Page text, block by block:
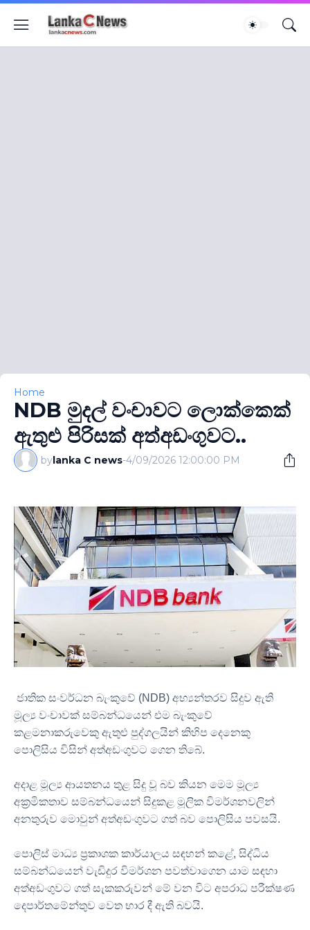
Home
NDB මුදල් වංචාවට ලොක්කෙක්
ඇතුළු පිරිසක් අත්අඩංගුවට..
bylanka C news-4/09/2026 12:00:00 PM
ජාතික සංවර්ධන බැංකුවේ (NDB) අභ්‍යන්තරව සිදුව ඇති
මූල්‍ය වංචාවක් සම්බන්ධයෙන් එම බැංකුවේ
කළමනාකරුවෙකු ඇතුළු පුද්ගලයින් කිහිප දෙනෙකු
පොලිසිය විසින් අත්අඩංගුවට ගෙන තිබේ.
අදාළ මූල්‍ය ආයතනය තුළ සිදු වූ බව කියන මෙම මූල්‍ය
අක්‍රමිකතාව සම්බන්ධයෙන් සිදුකළ මූලික විමර්ශනවලින්
අනතුරුව මොවුන් අත්අඩංගුවට ගත් බව පොලිසිය පවසයි.
පොලිස් මාධ්‍ය ප්‍රකාශක කාර්යාලය සඳහන් කළේ, සිද්ධිය
සම්බන්ධයෙන් වැඩිදුර විමර්ශන පවත්වාගෙන යාම සඳහා
අත්අඩංගුවට ගත් සැකකරුවන් මේ වන විට අපරාධ පරීක්ෂණ
දෙපාර්තමේන්තුව වෙත භාර දී ඇති බවයි.